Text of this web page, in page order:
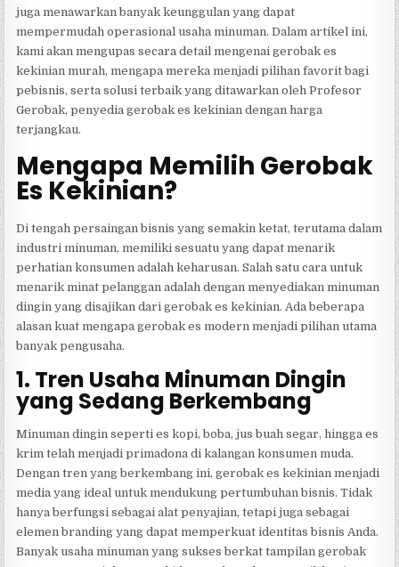
juga menawarkan banyak keunggulan yang dapat
mempermudah operasional usaha minuman. Dalam artikel ini,
kami akan mengupas secara detail mengenai gerobak es
kekinian murah, mengapa mereka menjadi pilihan favorit bagi
pebisnis, serta solusi terbaik yang ditawarkan oleh Profesor
Gerobak, penyedia gerobak es kekinian dengan harga
terjangkau.
Mengapa Memilih Gerobak
Es Kekinian?
Di tengah persaingan bisnis yang semakin ketat, terutama dalam
industri minuman, memiliki sesuatu yang dapat menarik
perhatian konsumen adalah keharusan. Salah satu cara untuk
menarik minat pelanggan adalah dengan menyediakan minuman
dingin yang disajikan dari gerobak es kekinian. Ada beberapa
alasan kuat mengapa gerobak es modern menjadi pilihan utama
banyak pengusaha.
1. Tren Usaha Minuman Dingin
yang Sedang Berkembang
Minuman dingin seperti es kopi, boba, jus buah segar, hingga es
krim telah menjadi primadona di kalangan konsumen muda.
Dengan tren yang berkembang ini, gerobak es kekinian menjadi
media yang ideal untuk mendukung pertumbuhan bisnis. Tidak
hanya berfungsi sebagai alat penyajian, tetapi juga sebagai
elemen branding yang dapat memperkuat identitas bisnis Anda.
Banyak usaha minuman yang sukses berkat tampilan gerobak